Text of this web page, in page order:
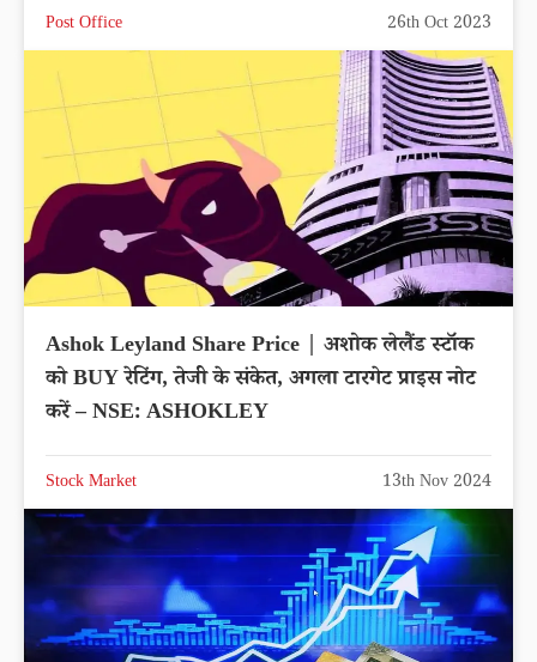
Post Office 26th Oct 2023
Ashok Leyland Share Price | अशोक लेलैंड स्टॉक
को BUY रेटिंग, तेजी के संकेत, अगला टारगेट प्राइस नोट
करें – NSE: ASHOKLEY
Stock Market 13th Nov 2024